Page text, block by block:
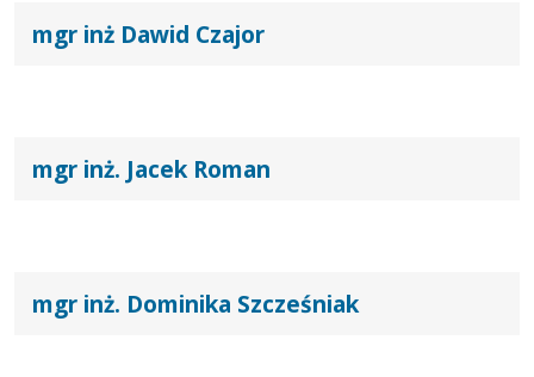
mgr inż Dawid Czajor
mgr inż. Jacek Roman
mgr inż. Dominika Szcześniak